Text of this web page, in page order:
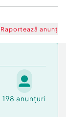
Raportează anunț
198 anunțuri